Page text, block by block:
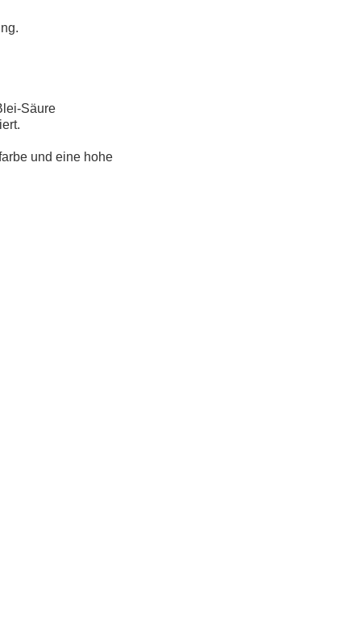
Säure
und eine hohe